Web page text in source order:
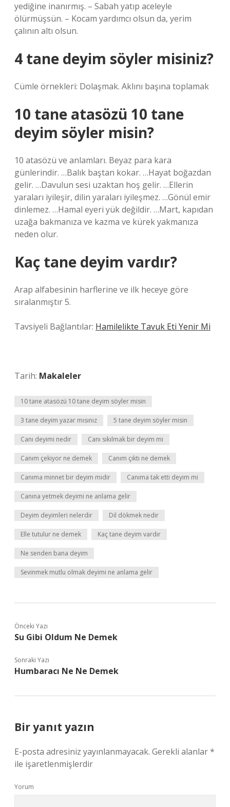
yediğine inanırmış. – Sabah yatıp aceleyle
ölürmüşsün. – Kocam yardımcı olsun da, yerim
çalının altı olsun.
4 tane deyim söyler misiniz?
Cümle örnekleri: Dolaşmak. Aklını başına toplamak
10 tane atasözü 10 tane
deyim söyler misin?
10 atasözü ve anlamları. Beyaz para kara
günlerindir. …Balık baştan kokar. …Hayat boğazdan
gelir. …Davulun sesi uzaktan hoş gelir. …Ellerin
yaraları iyileşir, dilin yaraları iyileşmez. …Gönül emir
dinlemez. …Hamal eyeri yük değildir. …Mart, kapıdan
uzağa bakmanıza ve kazma ve kürek yakmanıza
neden olur.
Kaç tane deyim vardır?
Arap alfabesinin harflerine ve ilk heceye göre
sıralanmıştır 5.
Tavsiyeli Bağlantılar: Hamilelikte Tavuk Eti Yenir Mi
Tarih: Makaleler
10 tane atasözü 10 tane deyim söyler misin
3 tane deyim yazar mısınız 5 tane deyim söyler misin
Canı deyimi nedir Canı sıkılmak bir deyim mi
Canım çekiyor ne demek Canım çıktı ne demek
Canıma minnet bir deyim midir Canıma tak etti deyim mi
Canına yetmek deyimi ne anlama gelir
Deyim deyimleri nelerdir Dil dökmek nedir
Elle tutulur ne demek Kaç tane deyim vardır
Ne senden bana deyim
Sevinmek mutlu olmak deyimi ne anlama gelir
Önceki Yazı
Su Gibi Oldum Ne Demek
Sonraki Yazı
Humbaracı Ne Ne Demek
Bir yanıt yazın
E-posta adresiniz yayınlanmayacak. Gerekli alanlar*
ile işaretlenmişlerdir
Yorum